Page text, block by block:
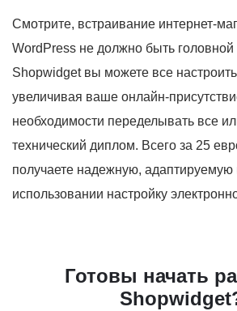
Смотрите, встраивание интернет-
WordPress не должно быть
Shopwidget вы можете все настроить
увеличивая ваше онлайн-
необходимости переделывать все
технический диплом. Всего за 25
получаете надежную, адаптируемую
использовании настройку
Готовы начать